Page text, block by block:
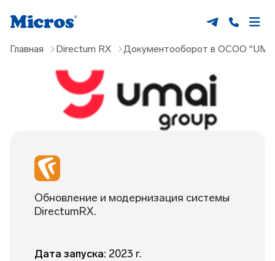
Главная Directum RX Документооборот в ОСОО
Обновление и модернизация системы
DirectumRX.
Дата запуска: 2023 г.